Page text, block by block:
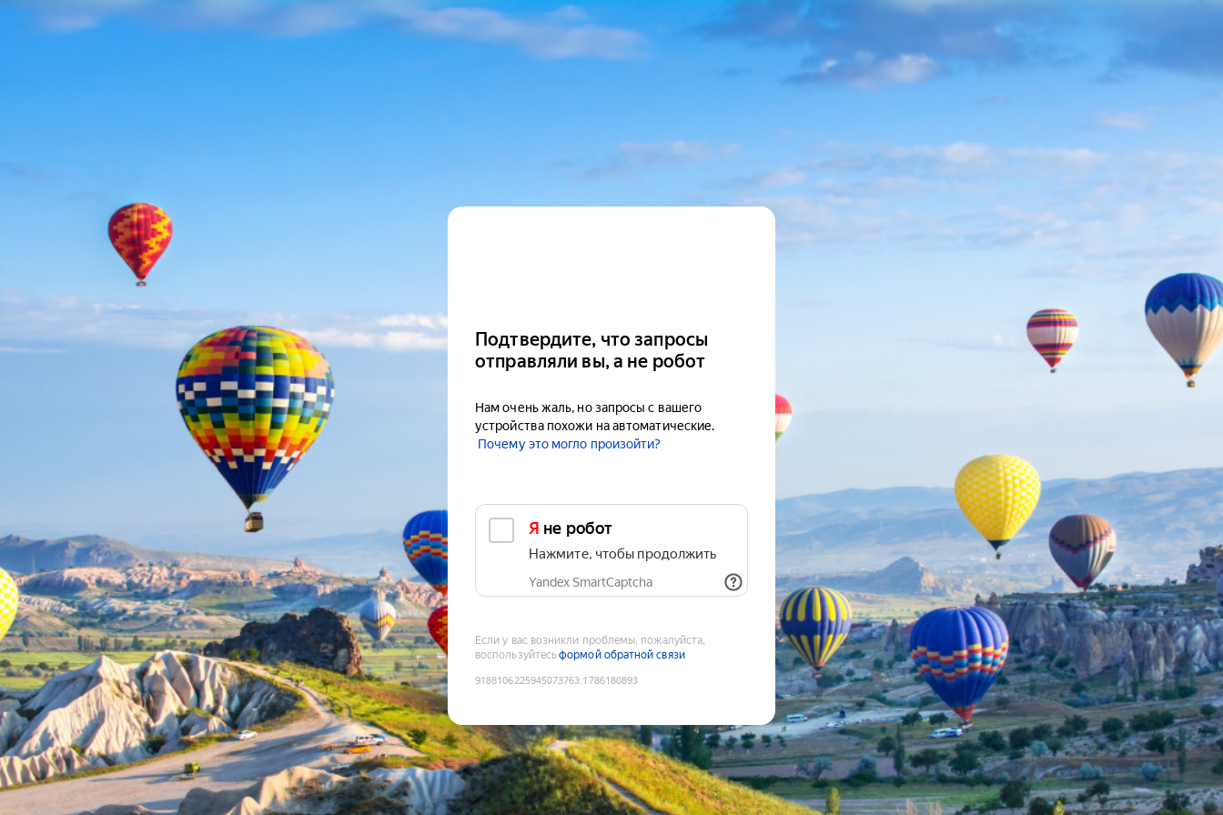
Подтвердите, что запросы
отправляли вы, а не робот
Нам очень жаль, но запросы с вашего
устройства похожи на автоматические.
Почему это могло произойти?
Я не робот
Нажмите, чтобы продолжить
Yandex SmartCaptcha
Если у вас возникли проблемы, пожалуйста,
воспользуйтесьформой обратной связи
9188106225945073763:1786180893